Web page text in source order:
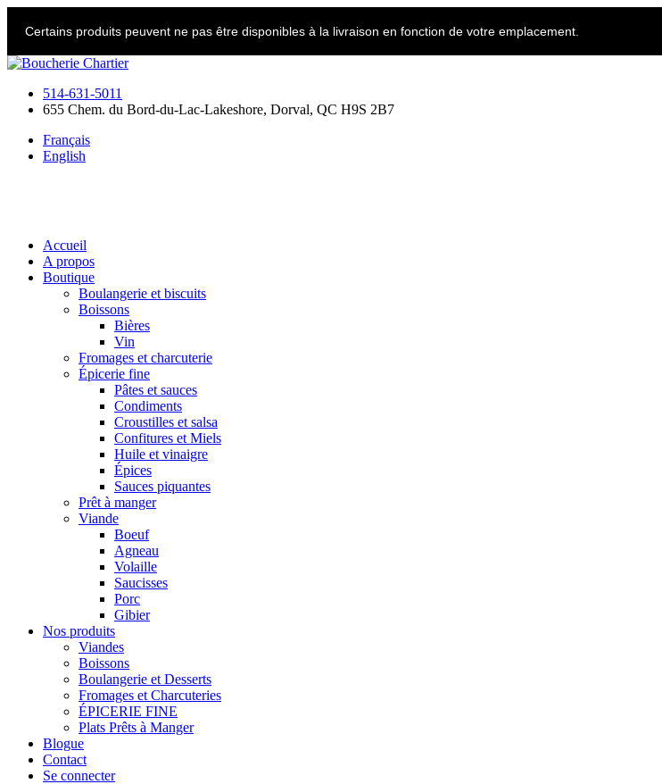
Certains produits peuvent ne pas être disponibles à la livraison en fonction de votre emplacement.
514-631-5011
655 Chem. du Bord-du-Lac-Lakeshore, Dorval, QC H9S 2B7
Français
English
Accueil
A propos
Boutique
Boulangerie et biscuits
Boissons
Bières
Vin
Fromages et charcuterie
Épicerie fine
Pâtes et sauces
Condiments
Croustilles et salsa
Confitures et Miels
Huile et vinaigre
Épices
Sauces piquantes
Prêt à manger
Viande
Boeuf
Agneau
Volaille
Saucisses
Porc
Gibier
Nos produits
Viandes
Boissons
Boulangerie et Desserts
Fromages et Charcuteries
ÉPICERIE FINE
Plats Prêts à Manger
Blogue
Contact
Se connecter